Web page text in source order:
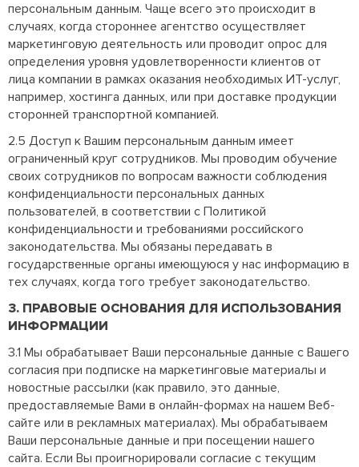
персональным данным. Чаще всего это происходит в
случаях, когда стороннее агентство осуществляет
маркетинговую деятельность или проводит опрос для
определения уровня удовлетворенности клиентов от
лица компании в рамках оказания необходимых ИТ-услуг,
например, хостинга данных, или при доставке продукции
сторонней транспортной компанией.
2.5 Доступ к Вашим персональным данным имеет
ограниченный круг сотрудников. Мы проводим обучение
своих сотрудников по вопросам важности соблюдения
конфиденциальности персональных данных
пользователей, в соответствии с Политикой
конфиденциальности и требованиями российского
законодательства. Мы обязаны передавать в
государственные органы имеющуюся у нас информацию в
тех случаях, когда того требует законодательство.
3. ПРАВОВЫЕ ОСНОВАНИЯ ДЛЯ ИСПОЛЬЗОВАНИЯ
ИНФОРМАЦИИ
3.1 Мы обрабатывает Ваши персональные данные с Вашего
согласия при подписке на маркетинговые материалы и
новостные рассылки (как правило, это данные,
предоставляемые Вами в онлайн-формах на нашем Веб-
сайте или в рекламных материалах). Мы обрабатываем
Ваши персональные данные и при посещении нашего
сайта. Если Вы проигнорировали согласие с текущим